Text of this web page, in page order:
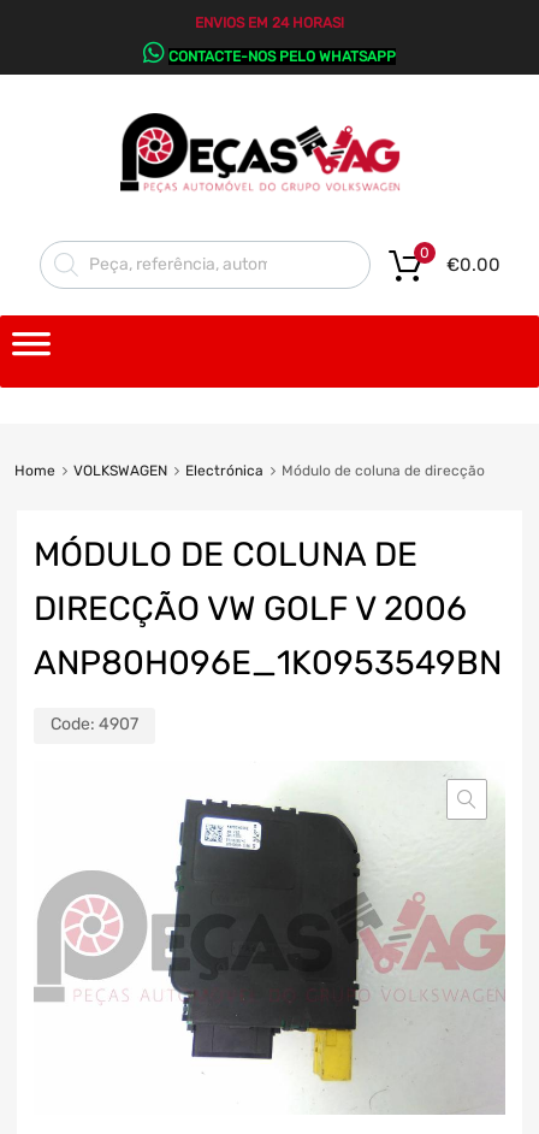
ENVIOS EM 24 HORAS!
CONTACTE-NOS PELO WHATSAPP
€0.00
0
Home VOLKSWAGEN Electrónica Módulo de coluna de direcção
MÓDULO DE COLUNA DE
DIRECÇÃO VW GOLF V 2006
ANP80H096E_1K0953549BN
Code: 4907